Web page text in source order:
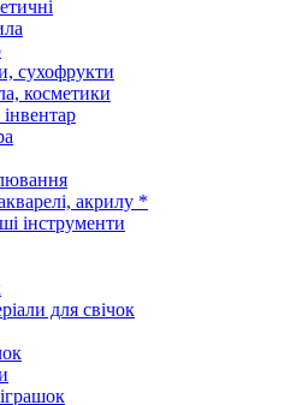
сухофрукти
косметики
акрилу *
інструменти
для свічок